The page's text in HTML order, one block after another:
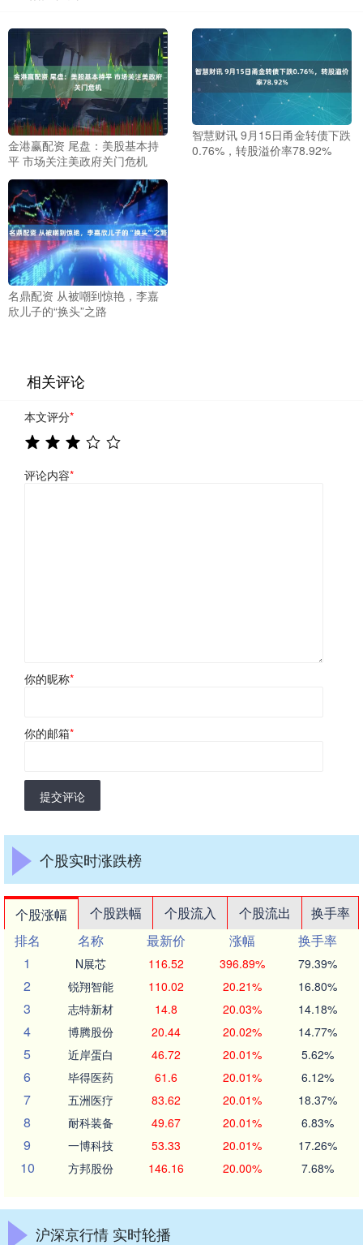
金港赢配资 尾盘：美股基本持
平 市场关注美政府关门危机
智慧财讯 9月15日甬金转债下跌
0.76%，转股溢价率78.92%
名鼎配资 从被嘲到惊艳，李嘉
欣儿子的“换头”之路
相关评论
本文评分*
评论内容*
你的昵称*
你的邮箱*
提交评论
个股实时涨跌榜
个股涨幅 个股跌幅 个股流入 个股流出
换手率
排名
名称 最新价 涨幅
换手率
1
N展芯 116.52 396.89% 79.39%
2 锐翔智能 110.02 20.21% 16.80%
3 志特新材 14.8 20.03% 14.18%
4 博腾股份 20.44 20.02% 14.77%
5 近岸蛋白 46.72 20.01% 5.62%
6 毕得医药 61.6 20.01% 6.12%
7 五洲医疗 83.62 20.01% 18.37%
8 耐科装备 49.67 20.01% 6.83%
9 一博科技 53.33 20.01% 17.26%
10 方邦股份 146.16 20.00% 7.68%
沪深京行情 实时轮播